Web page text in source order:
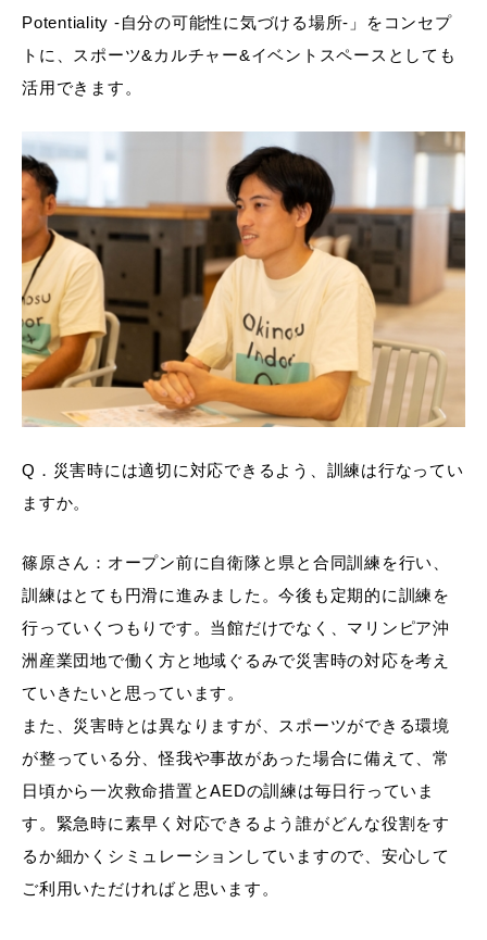
Potentiality -自分の可能性に気づける場所-」をコンセプ
トに、スポーツ&カルチャー&イベントスペースとしても
活用できます。
Q．災害時には適切に対応できるよう、訓練は行なってい
ますか。
篠原さん：オープン前に自衛隊と県と合同訓練を行い、
訓練はとても円滑に進みました。今後も定期的に訓練を
行っていくつもりです。当館だけでなく、マリンピア沖
洲産業団地で働く方と地域ぐるみで災害時の対応を考え
ていきたいと思っています。
また、災害時とは異なりますが、スポーツができる環境
が整っている分、怪我や事故があった場合に備えて、常
日頃から一次救命措置とAEDの訓練は毎日行っていま
す。緊急時に素早く対応できるよう誰がどんな役割をす
るか細かくシミュレーションしていますので、安心して
ご利用いただければと思います。